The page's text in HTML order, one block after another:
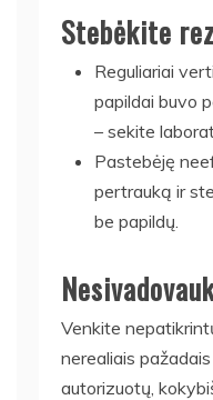
Stebėkite
Reguliariai
papildai buvo
– sekite
Pastebėję
pertrauką ir
be papildų.
Venkite
nerealiais
autorizuotų,